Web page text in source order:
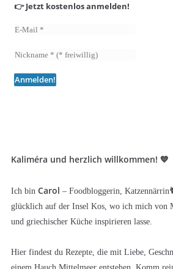
👉 Jetzt kostenlos anmelden!
Kaliméra und herzlich willkommen! 💙
Ich bin Carol – Foodbloggerin,
glücklich auf der Insel Kos, wo ich mich von
und griechischer Küche inspirieren lasse.
Hier findest du Rezepte, die mit Liebe,